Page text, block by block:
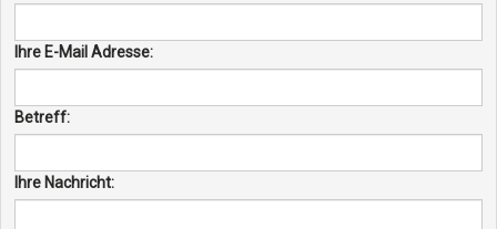
Ihre E-Mail Adresse:
Betreff:
Ihre Nachricht: